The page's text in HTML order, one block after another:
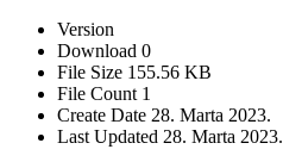
Version
Download 0
File Size 155.56 KB
File Count 1
Create Date 28. Marta 2023.
Last Updated 28. Marta 2023.